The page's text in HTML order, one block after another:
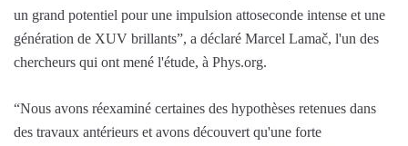
un grand potentiel pour une impulsion attoseconde intense et une
génération de XUV brillants”, a déclaré Marcel Lamač, l'un des
chercheurs qui ont mené l'étude, à Phys.org.
“Nous avons réexaminé certaines des hypothèses retenues dans
des travaux antérieurs et avons découvert qu'une forte